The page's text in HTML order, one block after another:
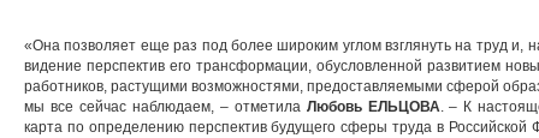
«Она позволяет еще раз под более широким углом взглянуть на труд и,
видение перспектив его трансформации, обусловленной развитием
работников, растущими возможностями, предоставляемыми сферой
мы все сейчас наблюдаем, – отметила Любовь ЕЛЬЦОВА. – К
карта по определению перспектив будущего сферы труда в